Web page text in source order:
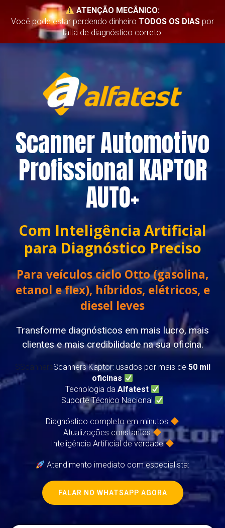
ATENÇÃO MECÂNICO:
Você pode estar perdendo dinheiro TODOS OS DIAS por
falta de diagnóstico correto.
Scanner Automotivo
Profissional KAPTOR
AUTO+
Com Inteligência Artificial
para Diagnóstico Preciso
Para veículos ciclo Otto (gasolina,
etanol e flex), híbridos, elétricos, e
diesel leves
Transforme diagnósticos em mais lucro, mais
clientes e mais credibilidade na sua oficina.
SScannersScanners Kaptor: usados por mais de 50 mil
oficinas
Tecnologia da Alfatest
Suporte Técnico Nacional
Diagnóstico completo em minutos
Atualizações constantes
Inteligência Artificial de verdade
Atendimento imediato com especialista:
FALAR NO WHATSAPP AGORA